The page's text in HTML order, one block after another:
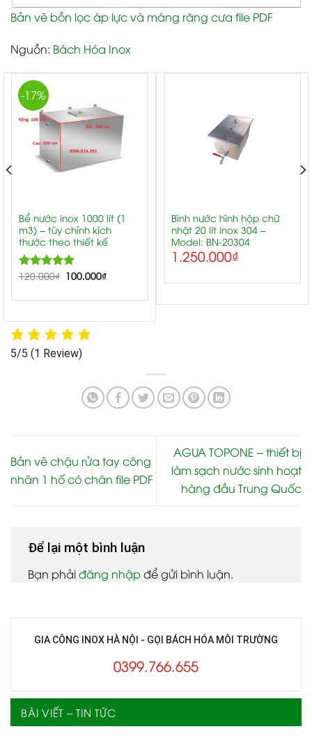
GIA CÔNG INOX HÀ NỘI - GỌI BÁCH HÓA MÔI TRƯỜNG
0399.766.655
BÀI VIẾT – TIN TỨC
Bản vẽ bồn lọc áp lực và máng răng cưa file PDF
Nguồn: Bách Hóa Inox
-17%
Bể nước inox 1000 lít (1
m3) – tùy chỉnh kích
thước theo thiết kế
Rated5.00
120.000₫ 100.000₫
Bình nước hình hộp chữ
nhật 20 lít inox 304 –
Model: BN-20304
1.250.000₫
5/5 (1 Review)
Bản vẽ chậu rửa tay công
nhân 1 hố có chân file PDF
AGUA TOPONE – thiết bị
làm sạch nước sinh hoạt
hàng đầu Trung Quốc
Để lại một bình luận
Bạn phảiđăng nhậpđể gửi bình luận.